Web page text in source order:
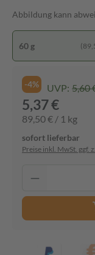
Abbildung kann
60 g
-4% UVP: 5,60
5,37 €
89,50 € / 1 kg
sofort lieferbar
Preise inkl. MwSt. ggf.